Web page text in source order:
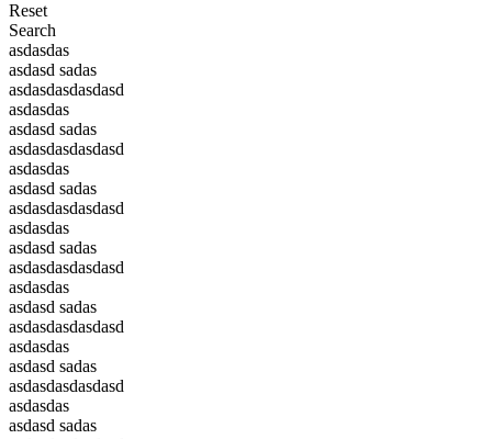
Reset
Search
asdasdas
asdasd sadas
asdasdasdasdasd
asdasdas
asdasd sadas
asdasdasdasdasd
asdasdas
asdasd sadas
asdasdasdasdasd
asdasdas
asdasd sadas
asdasdasdasdasd
asdasdas
asdasd sadas
asdasdasdasdasd
asdasdas
asdasd sadas
asdasdasdasdasd
asdasdas
asdasd sadas